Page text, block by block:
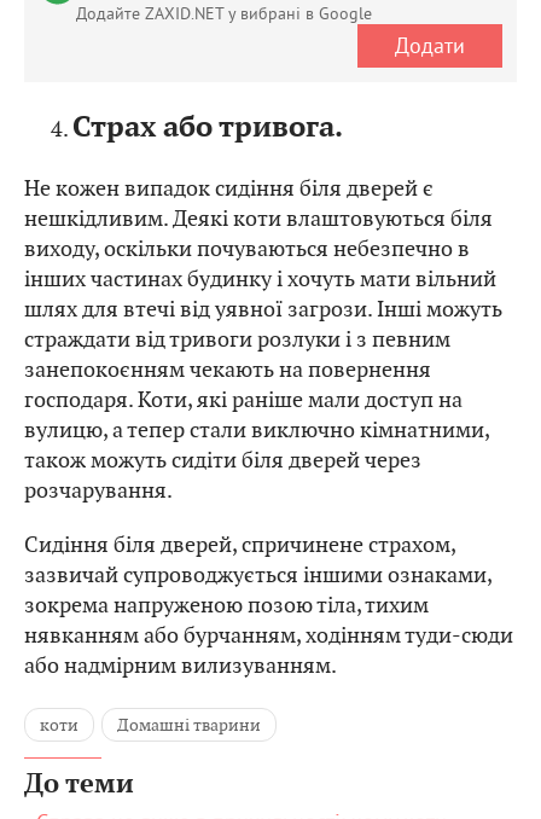
Додайте ZAXID.NET у вибрані в Google
Додати
Страх або тривога.
Не кожен випадок сидіння біля дверей є
нешкідливим. Деякі коти влаштовуються біля
виходу, оскільки почуваються небезпечно в
інших частинах будинку і хочуть мати вільний
шлях для втечі від уявної загрози. Інші можуть
страждати від тривоги розлуки і з певним
занепокоєнням чекають на повернення
господаря. Коти, які раніше мали доступ на
вулицю, а тепер стали виключно кімнатними,
також можуть сидіти біля дверей через
розчарування.
Сидіння біля дверей, спричинене страхом,
зазвичай супроводжується іншими ознаками,
зокрема напруженою позою тіла, тихим
нявканням або бурчанням, ходінням туди-сюди
або надмірним вилизуванням.
коти Домашні тварини
До теми